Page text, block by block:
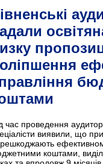
час проведення
виявили, що
коштами,